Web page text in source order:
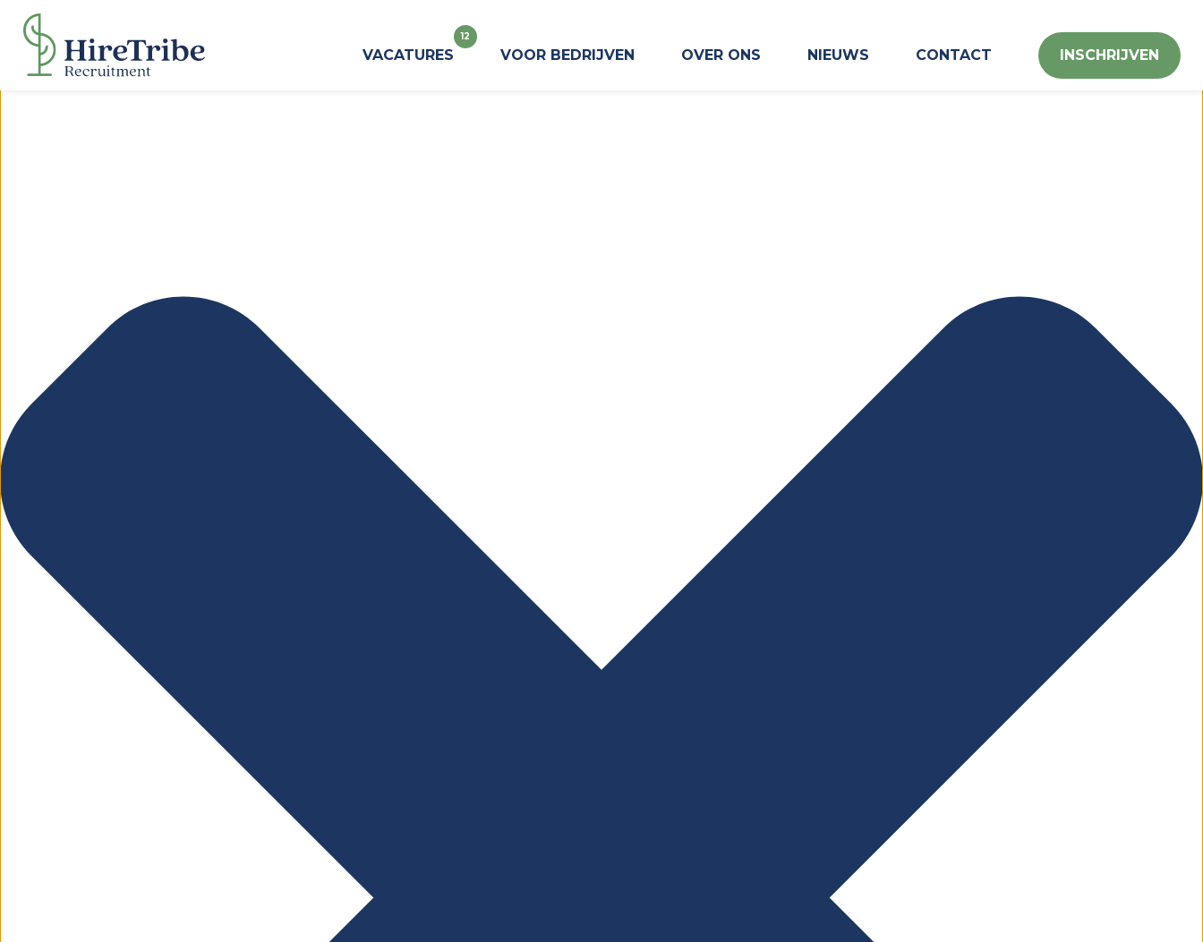
Beheer toestemming
VACATURES
12
VOOR BEDRIJVEN OVER ONS NIEUWS CONTACT INSCHRIJVEN